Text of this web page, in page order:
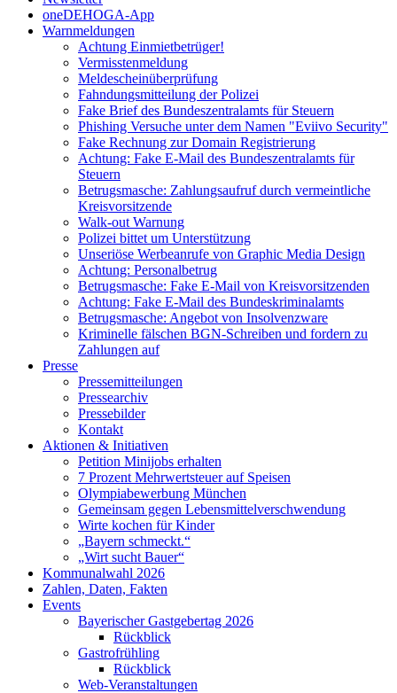
oneDEHOGA-App
Warnmeldungen
Achtung Einmietbetrüger!
Vermisstenmeldung
Meldescheinüberprüfung
Fahndungsmitteilung der Polizei
Fake Brief des Bundeszentralamts für Steuern
Phishing Versuche unter dem Namen "Eviivo Security"
Fake Rechnung zur Domain Registrierung
Achtung: Fake E-Mail des Bundeszentralamts für
Steuern
Betrugsmasche: Zahlungsaufruf durch vermeintliche
Kreisvorsitzende
Walk-out Warnung
Polizei bittet um Unterstützung
Unseriöse Werbeanrufe von Graphic Media Design
Achtung: Personalbetrug
Betrugsmasche: Fake E-Mail von Kreisvorsitzenden
Achtung: Fake E-Mail des Bundeskriminalamts
Betrugsmasche: Angebot von Insolvenzware
Kriminelle fälschen BGN-Schreiben und fordern zu
Zahlungen auf
Presse
Pressemitteilungen
Pressearchiv
Pressebilder
Kontakt
Aktionen & Initiativen
Petition Minijobs erhalten
7 Prozent Mehrwertsteuer auf Speisen
Olympiabewerbung München
Gemeinsam gegen Lebensmittelverschwendung
Wirte kochen für Kinder
„Bayern schmeckt.“
„Wirt sucht Bauer“
Kommunalwahl 2026
Zahlen, Daten, Fakten
Events
Bayerischer Gastgebertag 2026
Rückblick
Gastrofrühling
Rückblick
Web-Veranstaltungen